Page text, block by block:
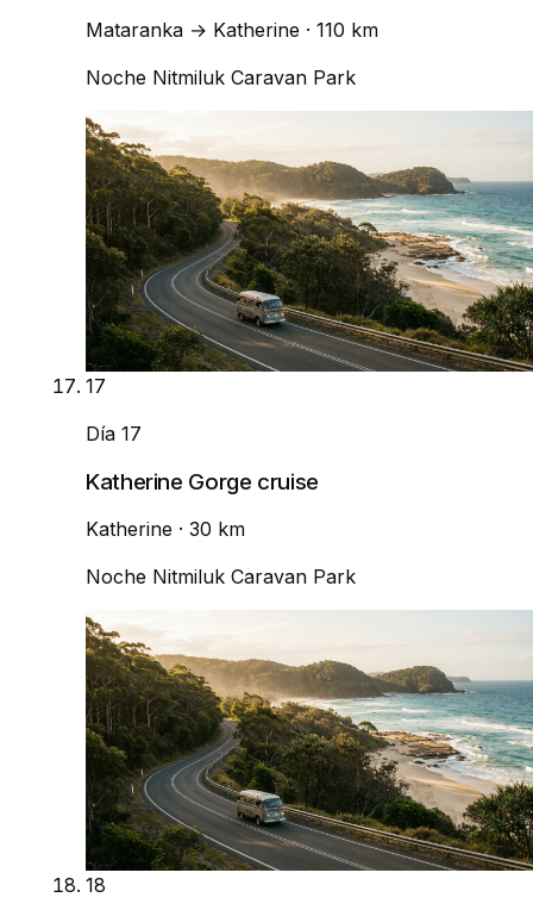
Mataranka → Katherine · 110 km
Noche Nitmiluk Caravan Park
17
Día 17
Katherine Gorge cruise
Katherine · 30 km
Noche Nitmiluk Caravan Park
18